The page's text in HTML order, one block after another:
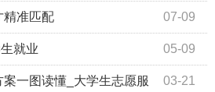
07-09
精准匹配
05-09
就业
03-21
一图读懂_大学生志愿服